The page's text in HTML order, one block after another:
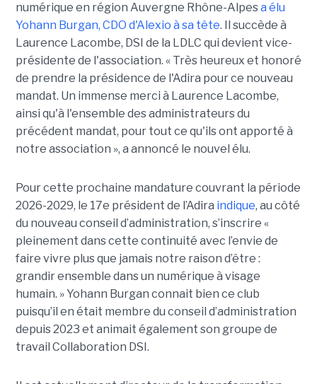
numérique en région Auvergne Rhône-Alpesa élu
Yohann Burgan, CDO d'Alexio à sa tête. Il succède à
Laurence Lacombe, DSI de la LDLC qui devient vice-
présidente de l'association. « Très heureux et honoré
de prendre la présidence de l'Adira pour ce nouveau
mandat. Un immense merci à Laurence Lacombe,
ainsi qu'à l'ensemble des administrateurs du
précédent mandat, pour tout ce qu'ils ont apporté à
notre association », a annoncé le nouvel élu.
Pour cette prochaine mandature couvrant la période
2026-2029, le 17e président de l’Adira indique, au côté
du nouveau conseil d’administration, s’inscrire «
pleinement dans cette continuité avec l’envie de
faire vivre plus que jamais notre raison d’être :
grandir ensemble dans un numérique à visage
humain. »Yohann Burgan connait bien ce club
puisqu’il en était membre du conseil d’administration
depuis 2023 et animait également son groupe de
travail Collaboration DSI.